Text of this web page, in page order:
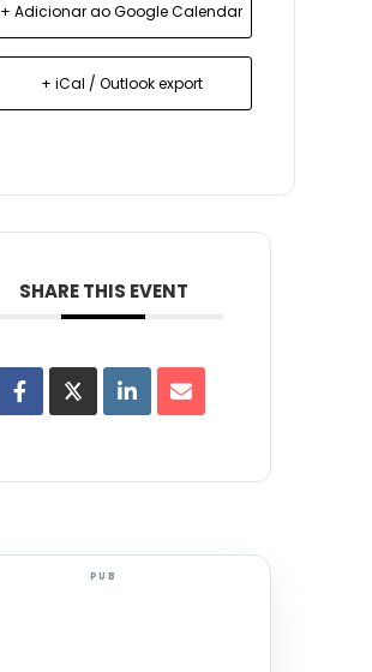
+ Adicionar ao Google Calendar
+ iCal / Outlook export
SHARE THIS EVENT
PUB